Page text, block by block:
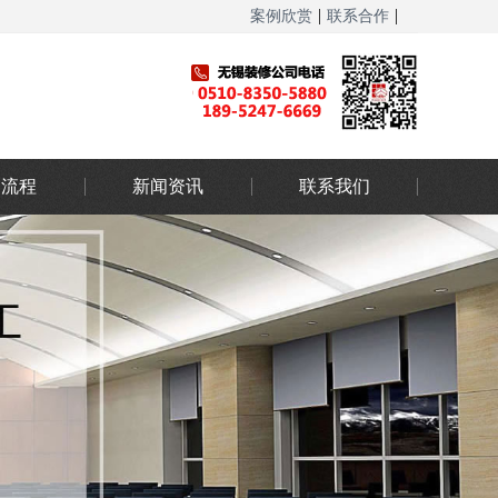
案例欣赏 | 联系合作 |
程 新闻资讯 联系我们